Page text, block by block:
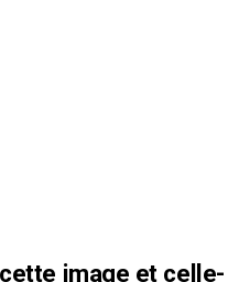
image et celle-